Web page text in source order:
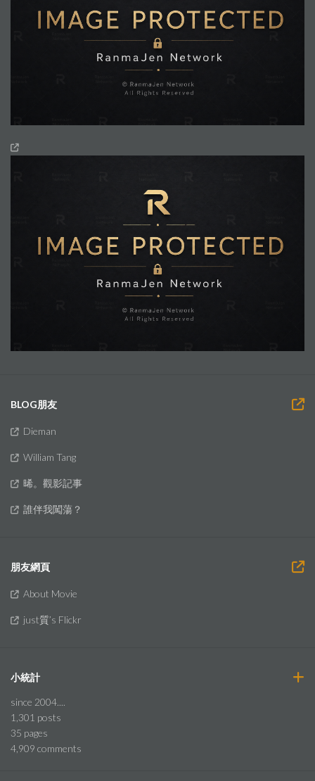
BLOG朋友
Dieman
William Tang
晞。觀影記事
誰伴我闖蕩？
朋友網頁
About Movie
just質’s Flickr
小統計
since 2004....
1,301 posts
35 pages
4,909 comments